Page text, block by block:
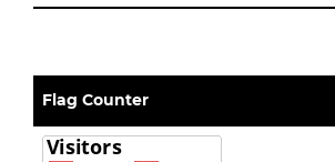
Flag Counter